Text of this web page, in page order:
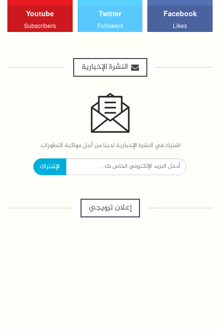
Facebook
Likes
Twitter
Followers
Youtube
Subscribers
النشرة الإخبارية
اشترك في النشرة الإخبارية لدينا من أجل مواكبة التطورات.
الإشتراك
إعلان ترويجي